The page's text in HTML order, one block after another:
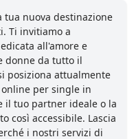
nuova destinazione
Ti invitiamo a
all'amore e
donne da tutto il
posiziona attualmente
per single in
il tuo partner ideale o la
così accessibile. Lascia
i nostri servizi di